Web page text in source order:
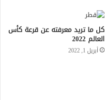
كل ما تريد معرفته عن قرعة كأس
العالم 2022
أبريل 1, 2022